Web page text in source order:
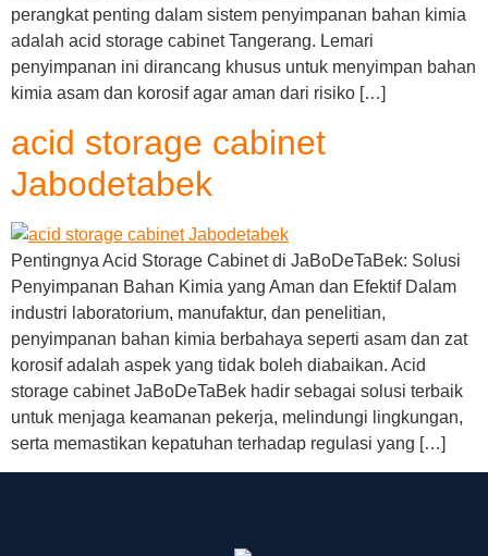
perangkat penting dalam sistem penyimpanan bahan kimia
adalah acid storage cabinet Tangerang. Lemari
penyimpanan ini dirancang khusus untuk menyimpan bahan
kimia asam dan korosif agar aman dari risiko […]
acid storage cabinet
Jabodetabek
Pentingnya Acid Storage Cabinet di JaBoDeTaBek: Solusi
Penyimpanan Bahan Kimia yang Aman dan Efektif Dalam
industri laboratorium, manufaktur, dan penelitian,
penyimpanan bahan kimia berbahaya seperti asam dan zat
korosif adalah aspek yang tidak boleh diabaikan. Acid
storage cabinet JaBoDeTaBek hadir sebagai solusi terbaik
untuk menjaga keamanan pekerja, melindungi lingkungan,
serta memastikan kepatuhan terhadap regulasi yang […]